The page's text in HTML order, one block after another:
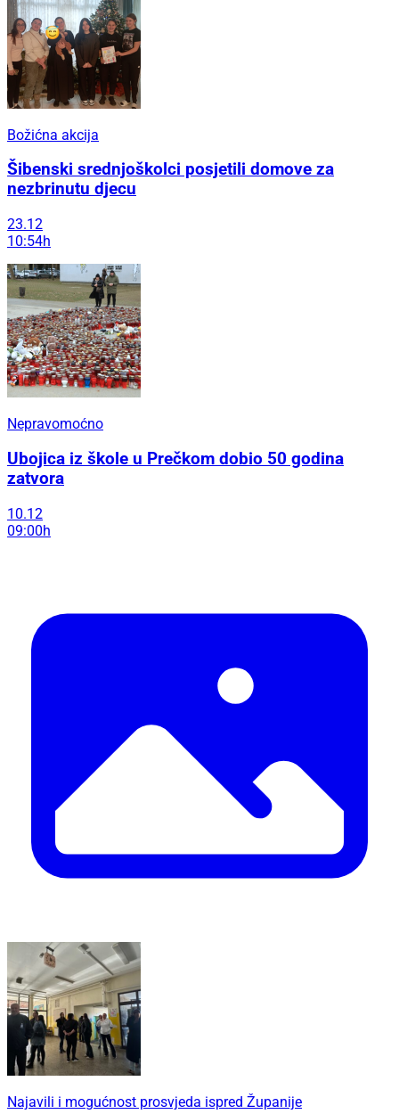
Božićna akcija
Šibenski srednjoškolci posjetili domove za
nezbrinutu djecu
23.12
10:54h
Nepravomoćno
Ubojica iz škole u Prečkom dobio 50 godina
zatvora
10.12
09:00h
Najavili i mogućnost prosvjeda ispred Županije